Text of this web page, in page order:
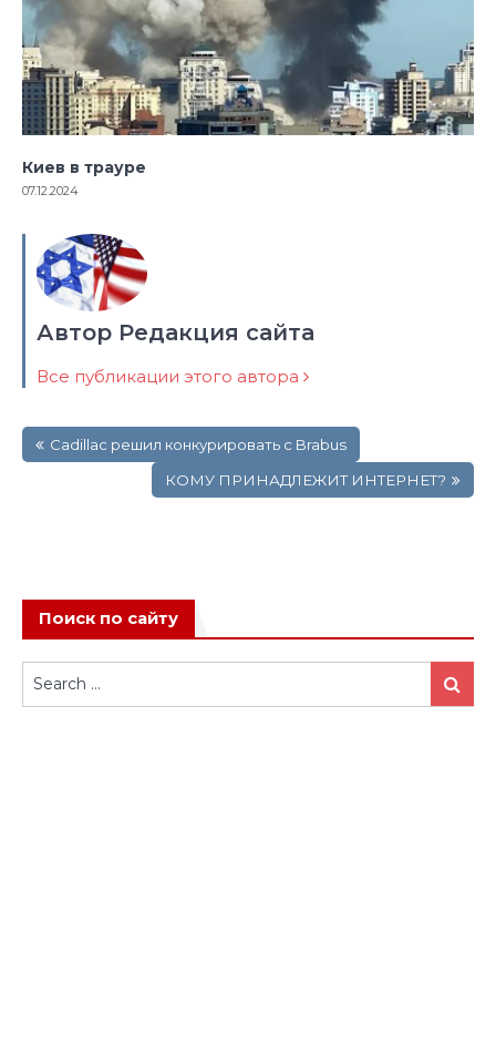
Киев в трауре
07.12.2024
Автор Редакция сайта
Все публикации этого автора
по Cadillac решил конкурировать с Brabus
КОМУ ПРИНАДЛЕЖИТ ИНТЕРНЕТ?
Поиск по сайту
Search
for:
Search